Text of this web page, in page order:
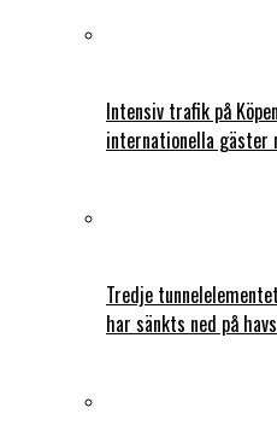
Intensiv trafik på
internationella
Tredje
har sänkts ned på